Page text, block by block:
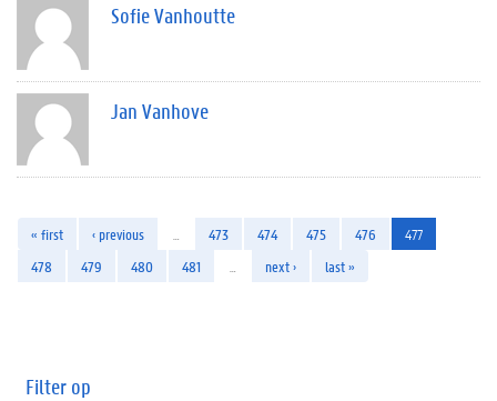
Sofie Vanhoutte
Jan Vanhove
« first ‹ previous 473 474 475 476
477
478
479 480 481 next › last »
Filter op